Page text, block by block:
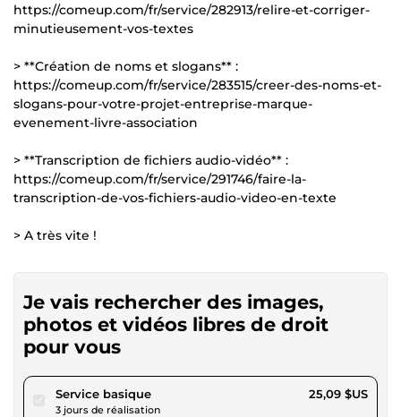
https://comeup.com/fr/service/282913/relire-et-corriger-
minutieusement-vos-textes
> **Création de noms et slogans** :
https://comeup.com/fr/service/283515/creer-des-noms-et-
slogans-pour-votre-projet-entreprise-marque-
evenement-livre-association
> **Transcription de fichiers audio-vidéo** :
https://comeup.com/fr/service/291746/faire-la-
transcription-de-vos-fichiers-audio-video-en-texte
> A très vite !
Je vais rechercher des images,
photos et vidéos libres de droit
pour vous
Service basiquepour 23,12 $US
3 jours de réalisation
25,09 $US